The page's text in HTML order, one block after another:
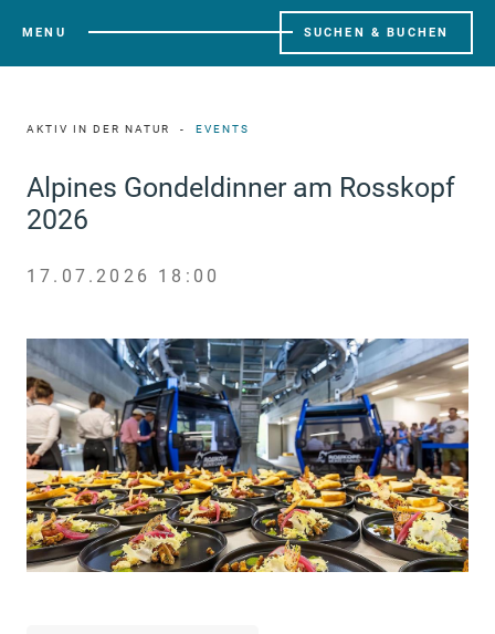
MENU SUCHEN & BUCHEN
AKTIV IN DER NATUR EVENTS
Alpines Gondeldinner am Rosskopf
2026
17.07.2026 18:00